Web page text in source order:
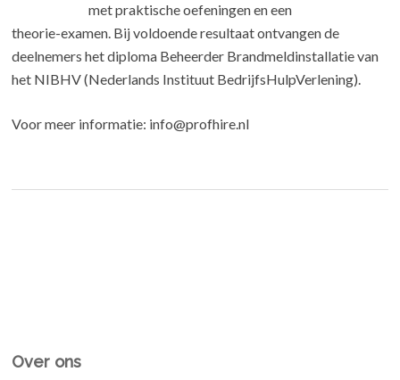
met praktische oefeningen en een
theorie-examen. Bij voldoende resultaat ontvangen de
deelnemers het diploma Beheerder Brandmeldinstallatie van
het NIBHV (Nederlands Instituut BedrijfsHulpVerlening).
Voor meer informatie: info@profhire.nl
Over ons